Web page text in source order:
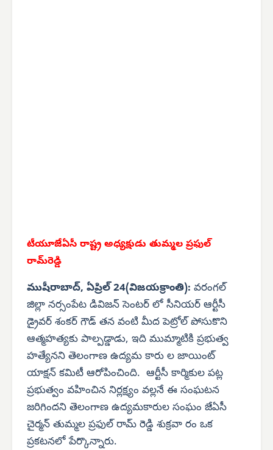
టీయూజేఏసీ రాష్ట్ర అధ్యక్షుడు తుమ్మల ప్రఫుల్
రామ్‌రెడ్డి
ముషీరాబాద్, ఏప్రిల్ 24(విజయక్రాంతి): వరంగల్
జిల్లా నర్సంపేట డివిజన్ సెంటర్ లో సీనియర్ ఆర్టీసీ
డ్రైవర్ శంకర్ గౌడ్ తన వంటి మీద పెట్రోల్ పోసుకొని
ఆత్మహత్యకు పాల్పడ్డాడు, ఇది ముమ్మాటికి ప్రభుత్వ
హత్యేనని తెలంగాణ ఉద్యమ కారు ల జాయింట్
యాక్షన్ కమిటీ ఆరోపించింది. ఆర్టీసీ కార్మికుల పట్ల
ప్రభుత్వం వహించిన నిర్లక్ష్యం వల్లనే ఈ సంఘటన
జరిగిందని తెలంగాణ ఉద్యమకారుల సంఘం జేఏసీ
చైర్మన్ తుమ్మల ప్రఫుల్ రామ్ రెడ్డి శుక్రవా రం ఒక
ప్రకటనలో పేర్కొన్నారు.